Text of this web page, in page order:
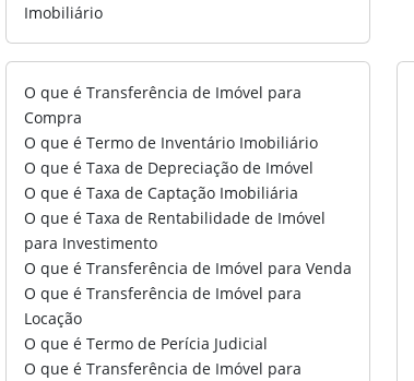
Imobiliário
O que é Transferência de Imóvel para
Compra
O que é Termo de Inventário Imobiliário
O que é Taxa de Depreciação de Imóvel
O que é Taxa de Captação Imobiliária
O que é Taxa de Rentabilidade de Imóvel
para Investimento
O que é Transferência de Imóvel para Venda
O que é Transferência de Imóvel para
Locação
O que é Termo de Perícia Judicial
O que é Transferência de Imóvel para